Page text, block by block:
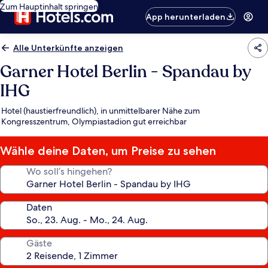
Zum Hauptinhalt springen
App herunterladen
Alle Unterkünfte anzeigen
Garner Hotel Berlin - Spandau by
IHG
Hotel (haustierfreundlich), in unmittelbarer Nähe zum
Kongresszentrum, Olympiastadion gut erreichbar
Wähle deine Daten, um Preise zu sehen
Wo soll’s hingehen?
Daten
Gäste